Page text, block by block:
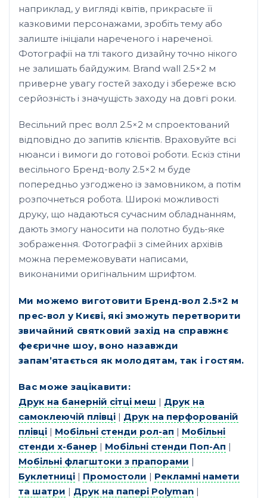
наприклад, у вигляді квітів, прикрасьте її
казковими персонажами, зробіть тему або
залиште ініціали нареченого і нареченої.
Фотографії на тлі такого дизайну точно нікого
не залишать байдужим. Brand wall 2.5×2 м
приверне увагу гостей заходу і збереже всю
серйозність і значущість заходу на довгі роки.
Весільний прес волл 2.5×2 м спроектований
відповідно до запитів клієнтів. Враховуйте всі
нюанси і вимоги до готової роботи. Ескіз стіни
весільного Бренд-волу 2.5×2 м буде
попередньо узгоджено із замовником, а потім
розпочнеться робота. Широкі можливості
друку, що надаються сучасним обладнанням,
дають змогу наносити на полотно будь-яке
зображення. Фотографії з сімейних архівів
можна перемежовувати написами,
виконаними оригінальним шрифтом.
Ми можемо виготовити Бренд-вол 2.5×2 м
прес-вол у Києві, які зможуть перетворити
звичайний святковий захід на справжнє
феєричне шоу, воно назавжди
запам’ятається як молодятам, так і гостям.
Вас може зацікавити:
Друк на банерній сітці меш | Друк на
самоклеючій плівці | Друк на перфорованій
плівці | Мобільні стенди рол-ап | Мобільні
стенди х-банер | Мобільні стенди Поп-Ап |
Мобільні флагштоки з прапорами |
Буклетниці | Промостоли | Рекламні намети
та шатри | Друк на папері Polyman |